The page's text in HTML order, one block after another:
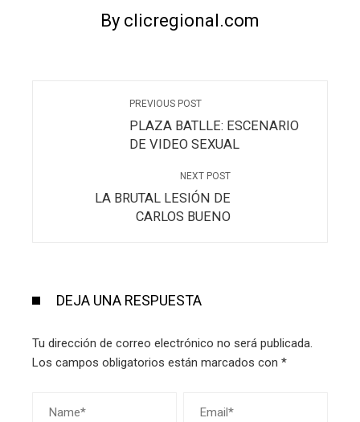
By clicregional.com
PREVIOUS POST
PLAZA BATLLE: ESCENARIO
DE VIDEO SEXUAL
NEXT POST
LA BRUTAL LESIÓN DE
CARLOS BUENO
DEJA UNA RESPUESTA
Tu dirección de correo electrónico no será publicada.
Los campos obligatorios están marcados con *